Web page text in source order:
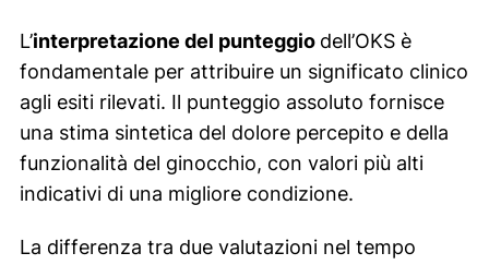
L’interpretazione del punteggio dell’OKS è
fondamentale per attribuire un significato clinico
agli esiti rilevati. Il punteggio assoluto fornisce
una stima sintetica del dolore percepito e della
funzionalità del ginocchio, con valori più alti
indicativi di una migliore condizione.
La differenza tra due valutazioni nel tempo